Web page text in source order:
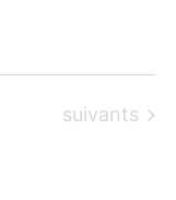
Évènements
suivants